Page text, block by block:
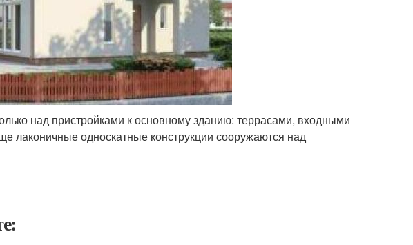
над пристройками к основному зданию: террасами, входными
лаконичные односкатные конструкции сооружаются над